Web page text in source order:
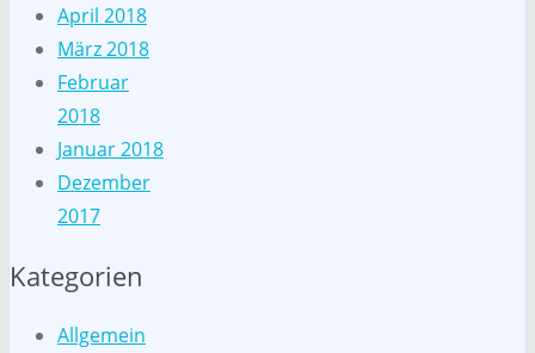
April 2018
März 2018
Februar
2018
Januar 2018
Dezember
2017
Kategorien
Allgemein